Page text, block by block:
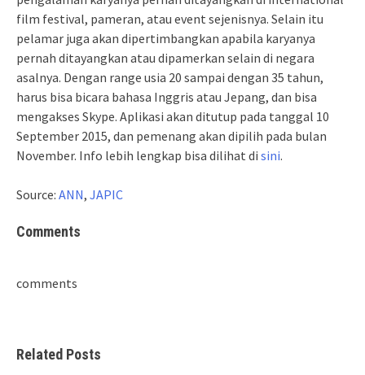
film festival, pameran, atau event sejenisnya. Selain itu
pelamar juga akan dipertimbangkan apabila karyanya
pernah ditayangkan atau dipamerkan selain di negara
asalnya. Dengan range usia 20 sampai dengan 35 tahun,
harus bisa bicara bahasa Inggris atau Jepang, dan bisa
mengakses Skype. Aplikasi akan ditutup pada tanggal 10
September 2015, dan pemenang akan dipilih pada bulan
November. Info lebih lengkap bisa dilihat di sini.
Source: ANN, JAPIC
Comments
comments
Related Posts